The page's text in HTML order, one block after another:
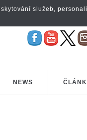
NEWS
služeb,